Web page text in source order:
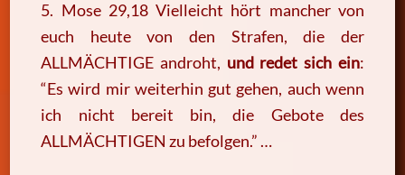
5. Mose 29,18 Vielleicht hört mancher von
euch heute von den Strafen, die der
ALLMÄCHTIGE androht, und redet sich ein:
“Es wird mir weiterhin gut gehen, auch wenn
ich nicht bereit bin, die Gebote des
ALLMÄCHTIGEN zu befolgen.” …